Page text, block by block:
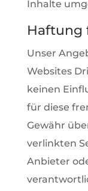
Inhalte
Haftung
Unser
Websites
keinen
für diese
Gewähr
verlinkten
Anbieter